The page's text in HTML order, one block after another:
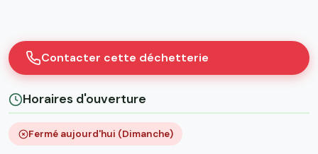
Contacter cette déchetterie
Horaires d'ouverture
Fermé aujourd'hui (Dimanche)